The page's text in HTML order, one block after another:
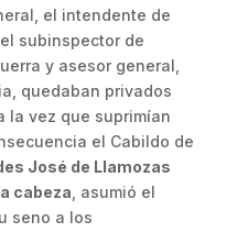
el intendente de
subinspector de
y asesor general,
quedaban privados
la vez que suprimían
el Cabildo de
José de Llamozas
cabeza , asumió el
seno a los